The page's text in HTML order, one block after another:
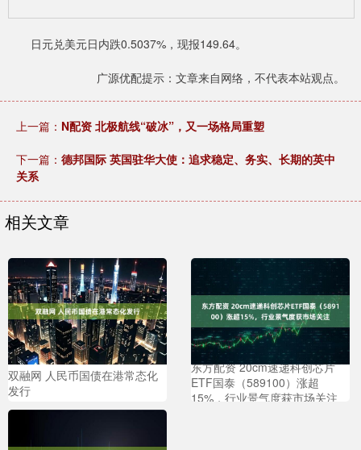
日元兑美元日内跌0.5037%，现报149.64。
广源优配提示：文章来自网络，不代表本站观点。
上一篇： N配资 北极航线“破冰”，又一场格局重塑
下一篇： 德邦国际 英国驻华大使：追求稳定、务实、长期的英中
关系
相关文章
双融网 人民币国债在港常态化
发行
东方配资 20cm速递科创芯片
ETF国泰（589100）涨超
15%，行业景气度获市场关注